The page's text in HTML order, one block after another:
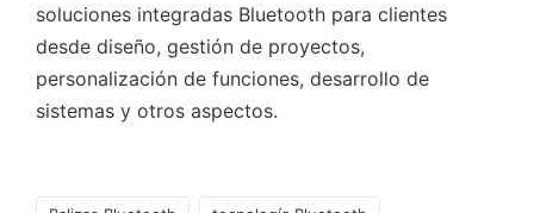
soluciones integradas Bluetooth para clientes
desde diseño, gestión de proyectos,
personalización de funciones, desarrollo de
sistemas y otros aspectos.